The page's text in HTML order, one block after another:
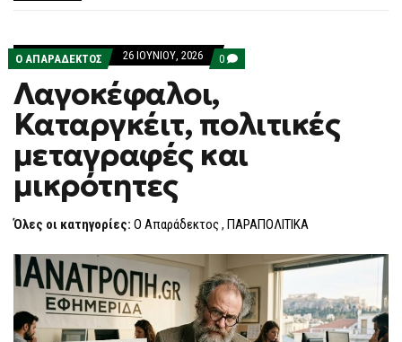
Ο ΑΠΑΡΆΔΕΚΤΟΣ
26 ΙΟΥΝΊΟΥ, 2026 0 COMMENTS
ON
ΠΟΛΙΤΙΚΈΣ
ΜΕΤΑΓΡΑΦΈΣ
ΚΑΙ
ΜΙΚΡΌΤΗΤΕΣ
Λαγοκέφαλοι,
Καταργκέιτ, πολιτικές
μεταγραφές και
μικρότητες
Όλες οι κατηγορίες: Ο Απαράδεκτος, ΠΑΡΑΠΟΛΙΤΙΚΑ